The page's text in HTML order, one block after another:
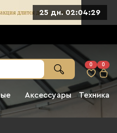
25 дн. 02:04:27
0 0
Аксессуары Техника